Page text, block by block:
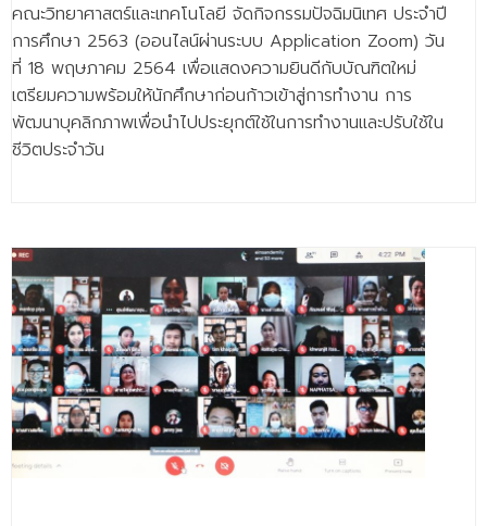
- - อนามัยสิ่งแวดล้อมและสาธารณภัย
- - วิทยาศาสตร์การแพทย์
- - ความมั่นคงปลอดภัยไซเบอร์
- - วิทยาศาสตร์ทั่วไป
- เทคโนโลยีบัณฑิต
- - เทคโนโลยีสารสนเทศ
ศูนย์บริการ
- ศูนย์เครื่องมือปฏิบัติการวิทยาศาสตร์
- ศูนย์สิ่งแวดล้อม
คณะวิทยาศาสตร์และเทคโนโลยี จัดกิจกรรมปัจฉิมนิเทศ ประจำปี
การศึกษา 2563 (ออนไลน์ผ่านระบบ Application Zoom) วัน
ที่ 18 พฤษภาคม 2564 เพื่อแสดงความยินดีกับบัณฑิตใหม่
เตรียมความพร้อมให้นักศึกษาก่อนก้าวเข้าสู่การทำงาน การ
พัฒนาบุคลิกภาพเพื่อนำไปประยุกต์ใช้ในการทำงานและปรับใช้ใน
ชีวิตประจำวัน